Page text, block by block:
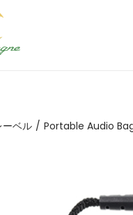
ベル / Portable Audio